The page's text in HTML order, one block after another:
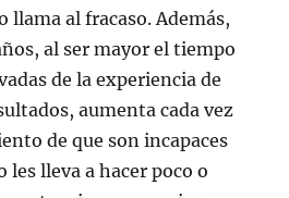
llama al fracaso. Además,
al ser mayor el tiempo
de la experiencia de
aumenta cada vez
de que son incapaces
les lleva a hacer poco o